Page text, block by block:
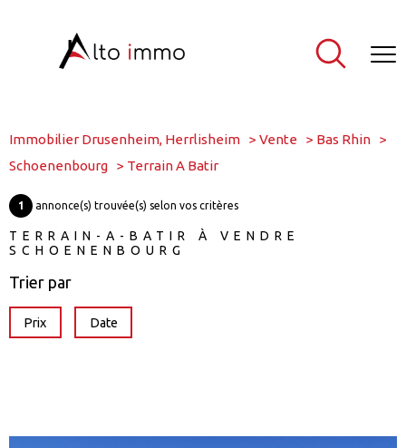
Immobilier Drusenheim, Herrlisheim Vente
Bas Rhin
Schoenenbourg
Terrain A Batir
1 annonce(s) trouvée(s) selon vos critères
TERRAIN-A-BATIR À VENDRE
SCHOENENBOURG
Trier par
Prix Date